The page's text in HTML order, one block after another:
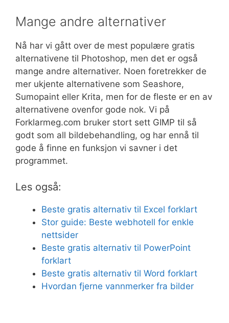
Mange andre alternativer
Nå har vi gått over de mest populære gratis
alternativene til Photoshop, men det er også
mange andre alternativer. Noen foretrekker de
mer ukjente alternativene som Seashore,
Sumopaint eller Krita, men for de fleste er en av
alternativene ovenfor gode nok. Vi på
Forklarmeg.com bruker stort sett GIMP til så
godt som all bildebehandling, og har ennå til
gode å finne en funksjon vi savner i det
programmet.
Les også:
Beste gratis alternativ til Excel forklart
Stor guide: Beste webhotell for enkle
nettsider
Beste gratis alternativ til PowerPoint
forklart
Beste gratis alternativ til Word forklart
Hvordan fjerne vannmerker fra bilder